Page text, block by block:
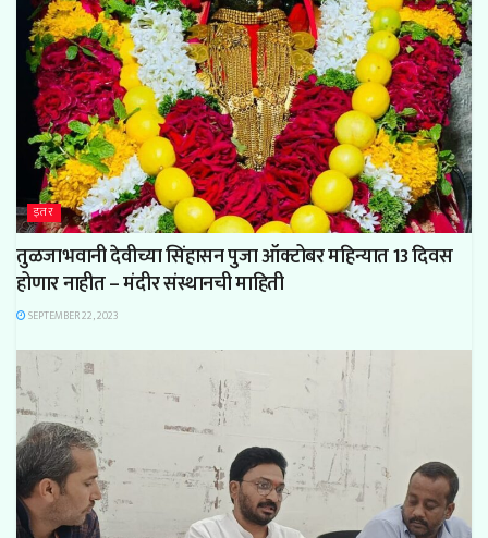
इतर
तुळजाभवानी देवीच्या सिंहासन पुजा ऑक्टोबर महिन्यात 13 दिवस
होणार नाहीत – मंदीर संस्थानची माहिती
SEPTEMBER 22, 2023